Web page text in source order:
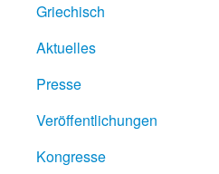
Griechisch
Aktuelles
Presse
Veröffentlichungen
Kongresse